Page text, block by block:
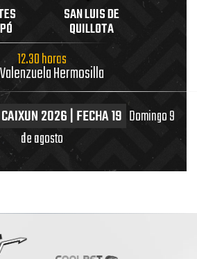
SAN LUIS DE
QUILLOTA
12.30 horas
Hermosilla
2026 | FECHA 19 Domingo 9
de agosto